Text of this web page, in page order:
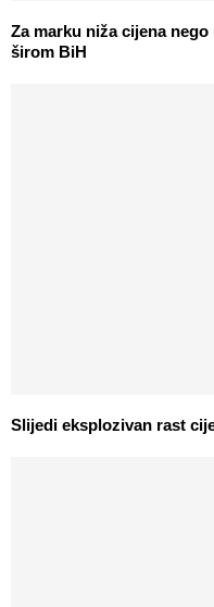
Za marku niža cijena
širom BiH
Slijedi eksplozivan rast